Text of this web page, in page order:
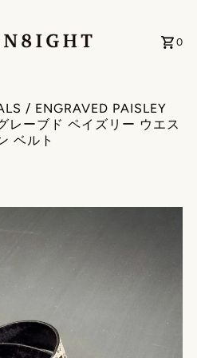
0
/ ENGRAVED PAISLEY
レーブド ペイズリー ウエス
ベルト